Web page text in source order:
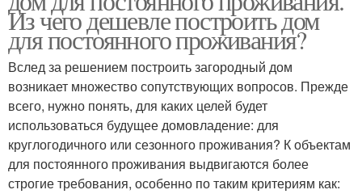
Из чего дешевле построить дом
для постоянного проживания?
Вслед за решением построить загородный дом
возникает множество сопутствующих вопросов. Прежде
всего, нужно понять, для каких целей будет
использоваться будущее домовладение: для
круглогодичного или сезонного проживания? К объектам
для постоянного проживания выдвигаются более
строгие требования, особенно по таким критериям как: